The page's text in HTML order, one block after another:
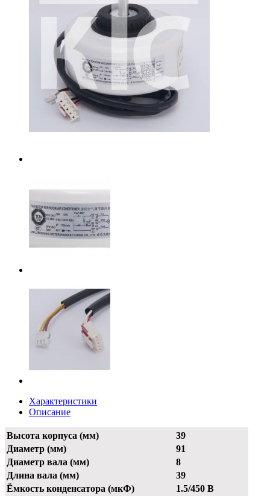
Характеристики
Описание
Высота корпуса (мм)
39
Диаметр (мм)
91
Диаметр вала (мм)
8
Длина вала (мм)
39
Ёмкость конденсатора (мкФ)
1.5/450 В